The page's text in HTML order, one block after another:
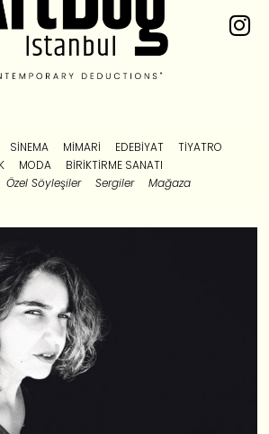
SINEMA MIMARI EDEBIYAT
TIYATRO
MODA
BIRIKTIRME SANATI
Özel Söyleşiler Sergiler Mağaza